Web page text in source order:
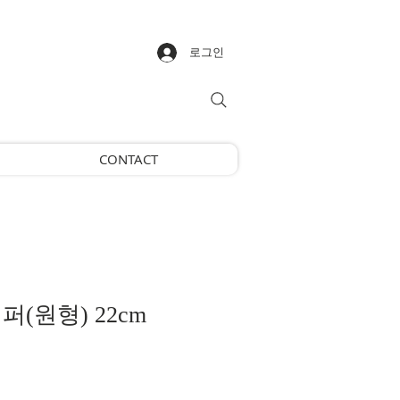
로그인
CONTACT
(원형) 22cm